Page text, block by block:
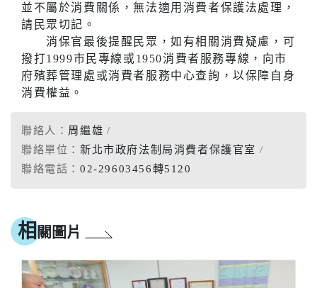
並不屬於消費關係，無法適用消費者保護法處理，
請民眾切記。
消保官最後提醒民眾，如有相關消費疑慮，可
撥打1999市民專線或1950消費者服務專線，向市
府殯葬管理處或消費者服務中心查詢，以保障自身
消費權益。
聯絡人： 周繼雄
聯絡單位： 新北市政府法制局消費者保護官室
聯絡電話： 02-29603456轉5120
相 關圖片